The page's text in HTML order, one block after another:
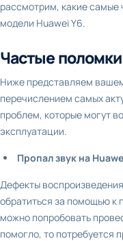
рассмотрим, какие
модели Huawei Y6.
Частые
Ниже представляем
перечислением самых
проблем, которые могут
эксплуатации.
Пропал звук на
Дефекты
обратиться за помощью к
можно попробовать
помогло, то потребуется